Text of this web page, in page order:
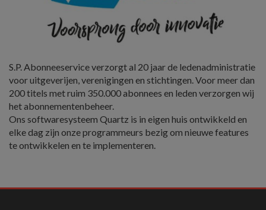
S.P. Abonneeservice verzorgt al 20 jaar de ledenadministratie
voor uitgeverijen, verenigingen en stichtingen. Voor meer dan
200 titels met ruim 350.000 abonnees en leden verzorgen wij
het abonnementenbeheer.
Ons softwaresysteem Quartz is in eigen huis ontwikkeld en
elke dag zijn onze programmeurs bezig om nieuwe features
te ontwikkelen en te implementeren.